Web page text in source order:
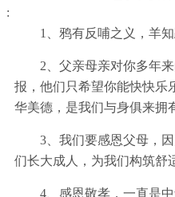
:
1、鸦有反哺之义，羊知
2、父亲母亲对你多年
报，他们只希望你能快快乐
华美德，是我们与身俱来拥
3、我们要感恩父母，
们长大成人，为我们构筑舒
4、感恩敬孝，一直是